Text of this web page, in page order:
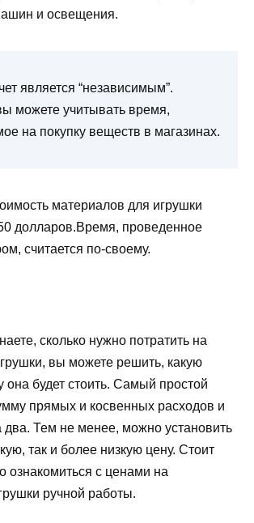
и освещения.
является “независимым”.
можете учитывать время,
на покупку веществ в магазинах.
материалов для игрушки
долларов.Время, проведенное
считается по-своему.
сколько нужно потратить на
вы можете решить, какую
она будет стоить. Самый простой
прямых и косвенных расходов и
два. Тем не менее, можно установить
так и более низкую цену. Стоит
ознакомиться с ценами на
ручной работы.